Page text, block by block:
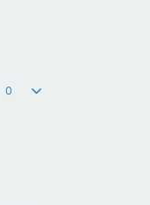
0